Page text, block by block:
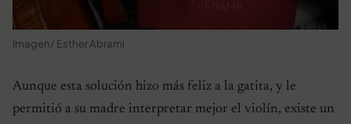
Imagen/ Esther Abrami
Aunque esta solución hizo más feliz a la gatita, y le
permitió a su madre interpretar mejor el violín, existe un